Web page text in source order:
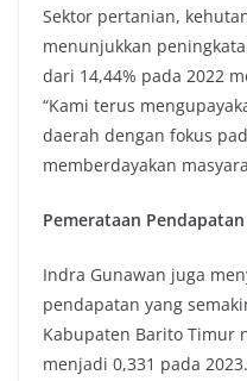
Sektor pertanian,
menunjukkan
dari 14,44% pada 2022
“Kami terus
daerah dengan fokus
memberdayakan
Pemerataan
Indra Gunawan juga
pendapatan yang
Kabupaten Barito Timur
menjadi 0,331 pada